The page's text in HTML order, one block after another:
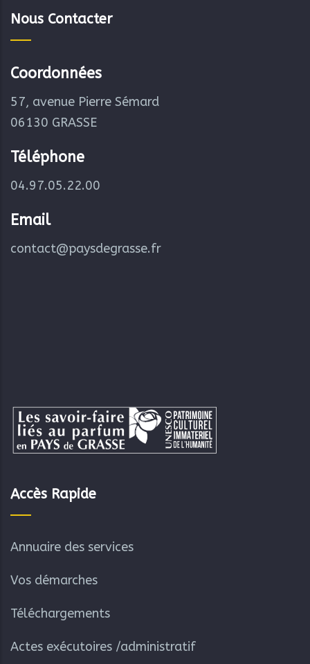
Nous Contacter
Coordonnées
57, avenue Pierre Sémard
06130 GRASSE
Téléphone
04.97.05.22.00
Email
contact@paysdegrasse.fr
Accès Rapide
Annuaire des services
Vos démarches
Téléchargements
Actes exécutoires /administratif